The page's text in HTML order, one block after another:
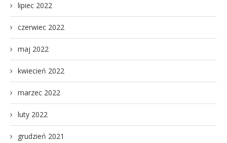
lipiec 2022
czerwiec 2022
maj 2022
kwiecień 2022
marzec 2022
luty 2022
grudzień 2021